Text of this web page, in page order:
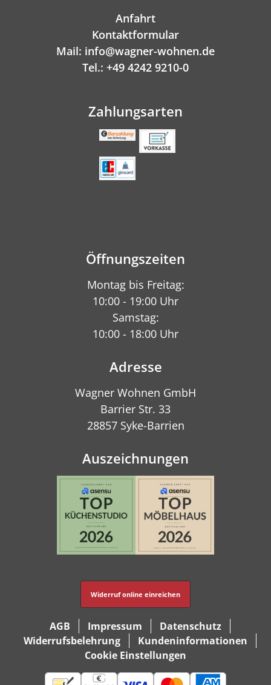
Anfahrt
Kontaktformular
Mail: info@wagner-wohnen.de
Tel.: +49 4242 9210-0
Zahlungsarten
Öffnungszeiten
Montag bis Freitag:
10:00 - 19:00 Uhr
Samstag:
10:00 - 18:00 Uhr
Adresse
Wagner Wohnen GmbH
Barrier Str. 33
28857 Syke-Barrien
Auszeichnungen
Widerruf online einreichen
AGB Impressum
Datenschutz
Widerrufsbelehrung
Kundeninformationen
Cookie Einstellungen